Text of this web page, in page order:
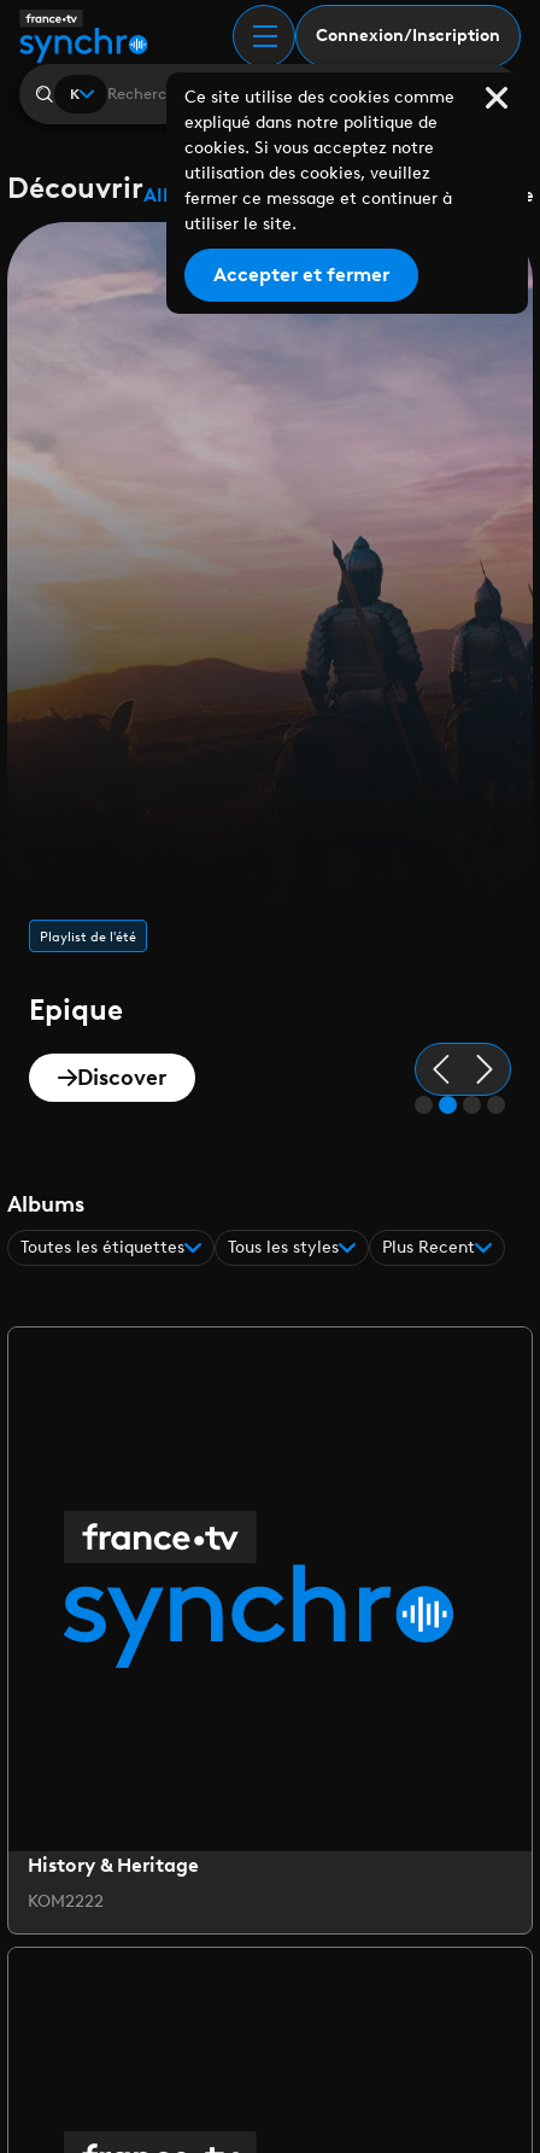
Connexion/Inscription
K
DécouvrirAlbumsPlaylistsCollaborationsLabels Genre
Playlist de l'été
Epique
Discover
Albums
Toutes les étiquettes Tous les styles Plus Recent
History & Heritage
KOM2222
Ce site utilise des cookies comme
expliqué dans notre politique de
cookies. Si vous acceptez notre
utilisation des cookies, veuillez
fermer ce message et continuer à
utiliser le site.
Accepter et fermer